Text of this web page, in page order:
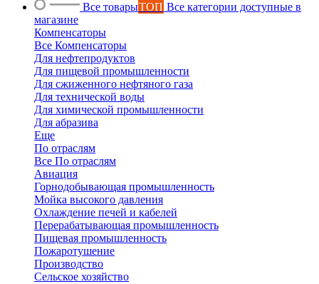
Все товарыТОП Все категории доступные в
магазине
Компенсаторы
Все Компенсаторы
Для нефтепродуктов
Для пищевой промышленности
Для сжиженного нефтяного газа
Для технической воды
Для химической промышленности
Для абразива
Еще
По отраслям
Все По отраслям
Авиация
Горнодобывающая промышленность
Мойка высокого давления
Охлаждение печей и кабелей
Перерабатывающая промышленность
Пищевая промышленность
Пожаротушение
Производство
Сельское хозяйство